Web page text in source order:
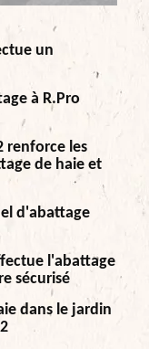
un
à R.Pro
renforce les
de haie et
d'abattage
l'abattage
sécurisé
dans le jardin